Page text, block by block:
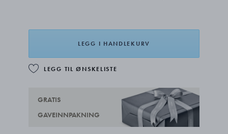
LEGG I HANDLEKURV
LEGG TIL ØNSKELISTE
GRATIS
GAVEINNPAKNING